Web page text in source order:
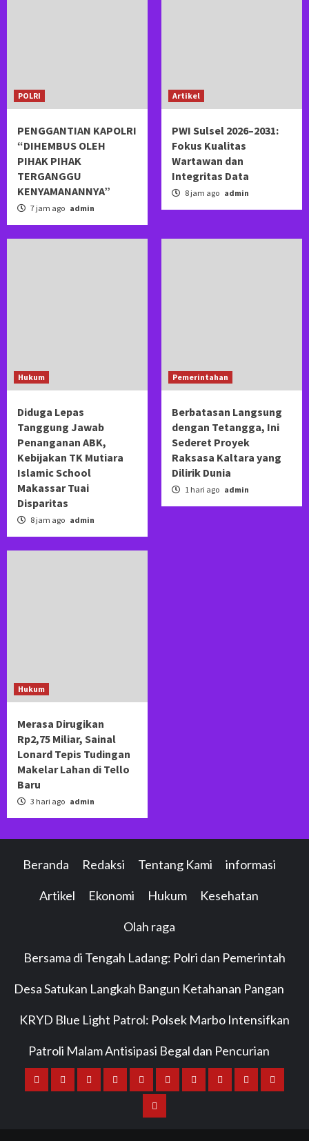
POLRI
PENGGANTIAN KAPOLRI
“DIHEMBUS OLEH
PIHAK PIHAK
TERGANGGU
KENYAMANANNYA”
7 jam ago admin
Artikel
PWI Sulsel 2026–2031:
Fokus Kualitas
Wartawan dan
Integritas Data
8 jam ago admin
Hukum
Diduga Lepas
Tanggung Jawab
Penanganan ABK,
Kebijakan TK Mutiara
Islamic School
Makassar Tuai
Disparitas
8 jam ago admin
Pemerintahan
Berbatasan Langsung
dengan Tetangga, Ini
Sederet Proyek
Raksasa Kaltara yang
Dilirik Dunia
1 hari ago admin
Hukum
Merasa Dirugikan
Rp2,75 Miliar, Sainal
Lonard Tepis Tudingan
Makelar Lahan di Tello
Baru
3 hari ago admin
Beranda Redaksi Tentang Kami informasi
Artikel Ekonomi Hukum Kesehatan
Olah raga
Bersama di Tengah Ladang: Polri dan Pemerintah
Desa Satukan Langkah Bangun Ketahanan Pangan
KRYD Blue Light Patrol: Polsek Marbo Intensifkan
Patroli Malam Antisipasi Begal dan Pencurian
BerandaRedaksiTentanginformasiArtikelEkonomiHukumKesehatan
Olah Bersama
KRYD